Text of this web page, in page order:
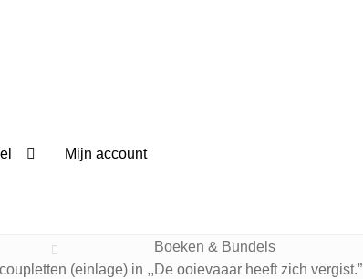
Mijn account
Boeken & Bundels
(einlage) in ,,De ooievaaar heeft zich vergist.”